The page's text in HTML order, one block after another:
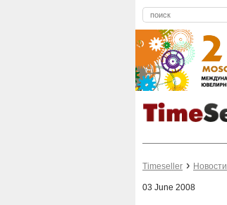
Timeseller Новости
03 June 2008